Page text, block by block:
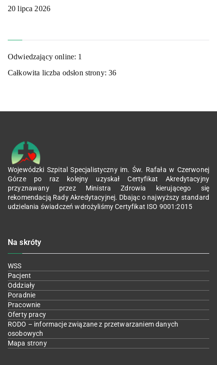
20 lipca 2026
Odwiedzający online: 1
Całkowita liczba odsłon strony:36
Wojewódzki Szpital Specjalistyczny im. Św. Rafała w Czerwonej
Górze po raz kolejny uzyskał Certyfikat Akredytacyjny
przyznawany przez Ministra Zdrowia kierującego się
rekomendacją Rady Akredytacyjnej. Dbając o najwyższy standard
udzielania świadczeń wdrożyliśmy Certyfikat ISO 9001:2015
Na skróty
WSS
Pacjent
Oddziały
Poradnie
Pracownie
Oferty pracy
RODO – informacje związane z przetwarzaniem danych
osobowych
Mapa strony